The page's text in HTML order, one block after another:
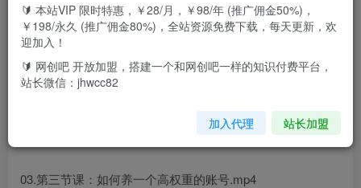
本课程无水印，方便做虚拟资源的赚友！
课程目录
03.第三节课：如何养一个高权重的账号.mp4
🔰 本站VIP 限时特惠，￥28/月，￥98/年 (推广佣金50%)，
￥198/永久 (推广佣金80%)，全站资源免费下载，每天更新，欢
迎加入！
🔰 网创吧 开放加盟，搭建一个和网创吧一样的知识付费平台，
站长微信：jhwcc82
加入代理 站长加盟